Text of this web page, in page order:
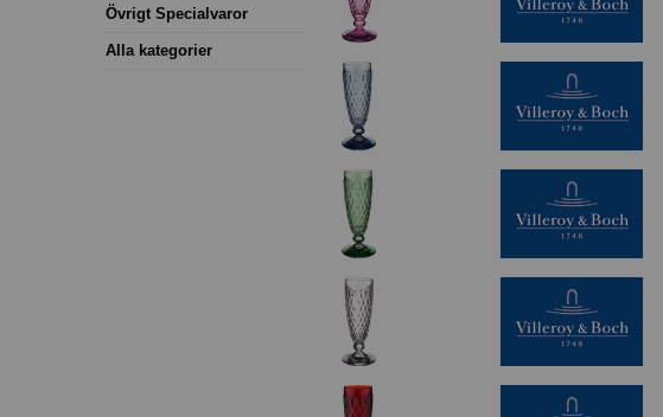
Övrigt Specialvaror
Alla kategorier